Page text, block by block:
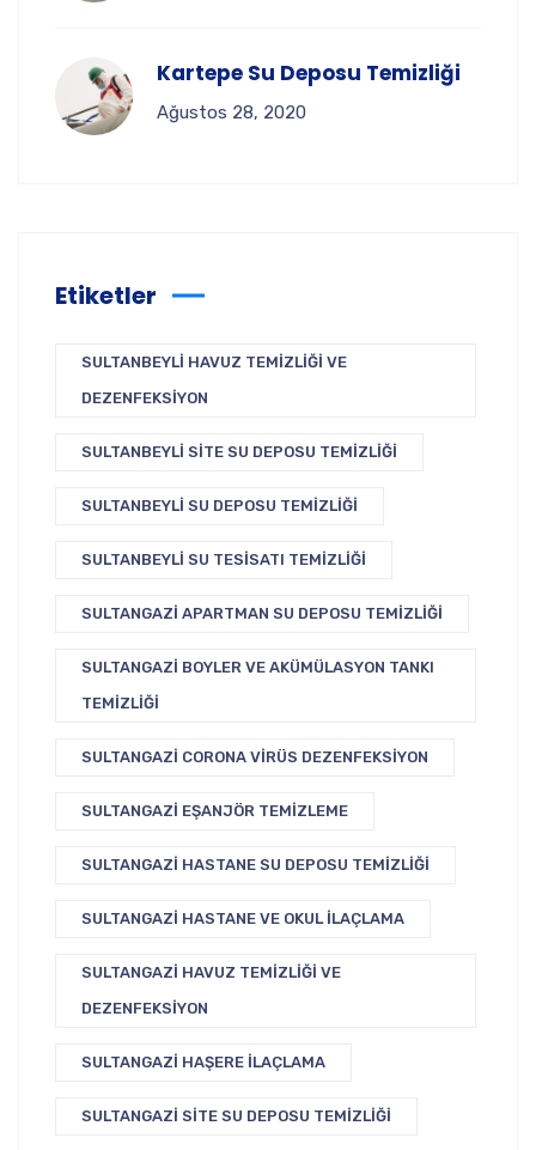
Kartepe Su Deposu Temizliği
Ağustos 28, 2020
Etiketler
SULTANBEYLI HAVUZ TEMIZLIĞI VE
DEZENFEKSIYON
SULTANBEYLI SITE SU DEPOSU TEMIZLIĞI
SULTANBEYLI SU DEPOSU TEMIZLIĞI
SULTANBEYLI SU TESISATI TEMIZLIĞI
SULTANGAZI APARTMAN SU DEPOSU TEMIZLIĞI
SULTANGAZI BOYLER VE AKÜMÜLASYON TANKI
TEMIZLIĞI
SULTANGAZI CORONA VIRÜS DEZENFEKSIYON
SULTANGAZI EŞANJÖR TEMIZLEME
SULTANGAZI HASTANE SU DEPOSU TEMIZLIĞI
SULTANGAZI HASTANE VE OKUL İLAÇLAMA
SULTANGAZI HAVUZ TEMIZLIĞI VE
DEZENFEKSIYON
SULTANGAZI HAŞERE İLAÇLAMA
SULTANGAZI SITE SU DEPOSU TEMIZLIĞI